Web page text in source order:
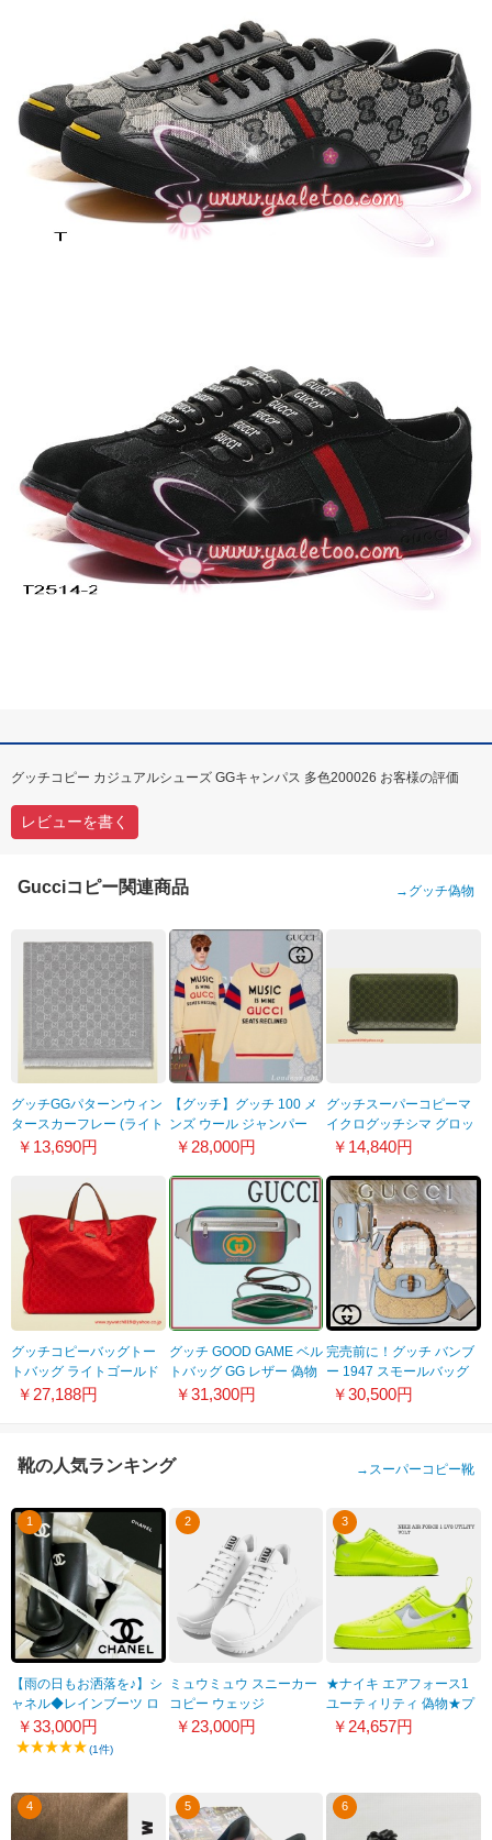
グッチコピー カジュアルシューズ GGキャンパス 多色200026 お客様の評価
レビューを書く
Gucciコピー関連商品 → グッチ偽物
グッチGGパターンウィン
タースカーフレー (ライト
グレー GG)133483
￥13,690円
【グッチ】グッチ 100 メ
ンズ ウール ジャンパー
偽物 アイボリー
￥28,000円
グッチスーパーコピーマ
イクログッチシマ グロッ
シーレザー ジップアラウ
AR91R 3371
￥14,840円
グッチコピーバッグトー
トバッグ ライトゴールド
スモール282439 KBT1G
￥27,188円
グッチ GOOD GAME ベル
トバッグ GG レザー 偽物
574796U37BF8401
￥31,300円
完売前に！グッチ バンブ
ー 1947 スモールバッグ
ショルダーバッグ 偽物
￥30,500円
靴の人気ランキング → スーパーコピー靴
1
【雨の日もお洒落を♪】シ
ャネル◆レインブーツ ロ
ング 偽物ブラック
G38355 X56326 94305
￥33,000円
(1件)
2
ミュウミュウ スニーカー
コピー ウェッジ
LEATHER WEDGE
￥23,000円
3
★ナイキ エアフォース1
ユーティリティ 偽物★プ
レミアムな最新エアフォ
￥24,657円
4 5 6